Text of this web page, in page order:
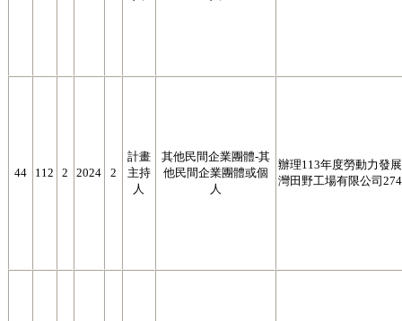
44 112 2 2024 2
計畫
主持
人
其他民間企業團體-其
他民間企業團體或個
人
辦理113年度勞動力發
灣田野工場有限公司